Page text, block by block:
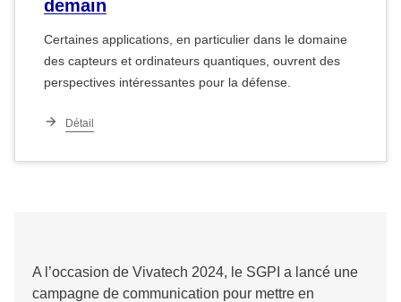
demain
Certaines applications, en particulier dans le domaine
des capteurs et ordinateurs quantiques, ouvrent des
perspectives intéressantes pour la défense.
Détail
A l’occasion de Vivatech 2024, le SGPI a lancé une
campagne de communication pour mettre en